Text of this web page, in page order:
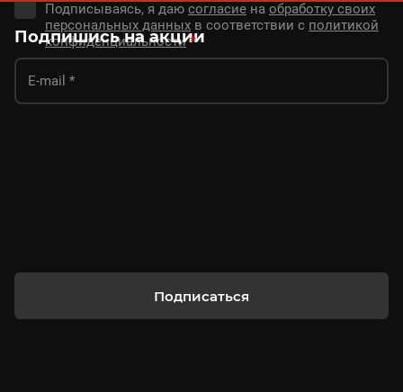
Подпишись на акции
Подписываясь, я даю согласие на обработку своих
персональных данных в соответствии с политикой
конфиденциальности *
Подписаться